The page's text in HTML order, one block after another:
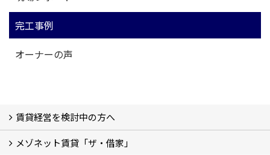
完工事例
オーナーの声
賃貸経営を検討中の方へ
私たちの考え方
賃貸経営の成功学
様々な無料サービス
相続税とは
よくあるご質問
メゾネット賃貸「ザ・借家」